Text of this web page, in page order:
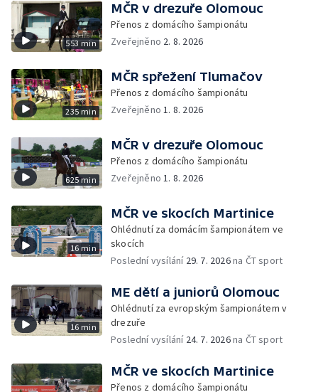
553 min
MČR v drezuře Olomouc
Přenos z domácího šampionátu
Zveřejněno 2. 8. 2026
235 min
MČR spřežení Tlumačov
Přenos z domácího šampionátu
Zveřejněno1. 8. 2026
625 min
MČR v drezuře Olomouc
Přenos z domácího šampionátu
Zveřejněno1. 8. 2026
16 min
MČR ve skocích Martinice
Ohlédnutí za domácím šampionátem ve
skocích
Poslední vysílání 29. 7. 2026na ČT sport
16 min
ME dětí a juniorů Olomouc
Ohlédnutí za evropským šampionátem v
drezuře
Poslední vysílání 24. 7. 2026na ČT sport
MČR ve skocích Martinice
Přenos z domácího šampionátu